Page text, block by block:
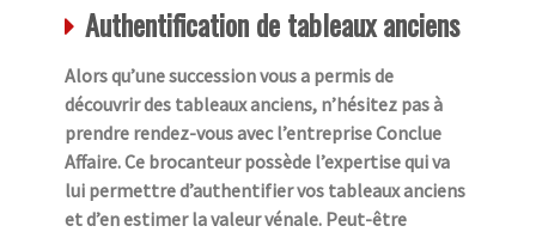
Authentification de tableaux anciens
Alors qu’une succession vous a permis de
découvrir des tableaux anciens, n’hésitez pas à
prendre rendez-vous avec l’entreprise Conclue
Affaire. Ce brocanteur possède l’expertise qui va
lui permettre d’authentifier vos tableaux anciens
et d’en estimer la valeur vénale. Peut-être